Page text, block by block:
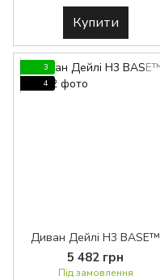
Купити
3
4
Диван Дейлі Н3 BASE™
5 482 грн
Під замовлення